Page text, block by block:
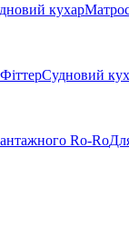
кухар
ФіттерСудновий
Ro-Ro